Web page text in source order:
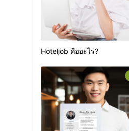
Hoteljob คืออะไร?